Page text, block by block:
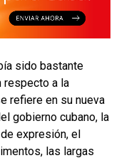
sido bastante
respecto a la
refiere en su nueva
gobierno cubano, la
expresión, el
las largas